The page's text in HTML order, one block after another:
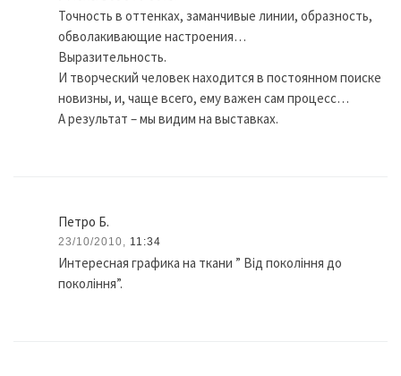
Точность в оттенках, заманчивые линии, образность,
обволакивающие настроения…
Выразительность.
И творческий человек находится в постоянном поиске
новизны, и, чаще всего, ему важен сам процесс…
А результат – мы видим на выставках.
Петро Б.
23/10/2010, 11:34
Интересная графика на ткани ” Від покоління до
покоління”.